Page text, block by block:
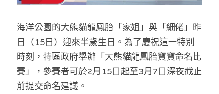
美西極權主義
真相直擊
極端暴恐實錄
莫綺琪專欄
黃萬成專欄
招國偉專欄
高松傑專欄
黎智英案審訊
支聯會案
35+顛覆案
休閒好介紹
親子
花生仔漫畫週記
人才招聘
投稿熱線
商戶合作
支持讚助
搜索
繁體中文
繁體中文
English
海洋公園的大熊貓龍鳳胎「家姐」與「細佬」昨
日（15日）迎來半歲生日。為了慶祝這一特別
時刻，特區政府舉辦「大熊貓龍鳳胎寶寶命名比
賽」，參賽者可於2月15日起至3月7日深夜截止
前提交命名建議。